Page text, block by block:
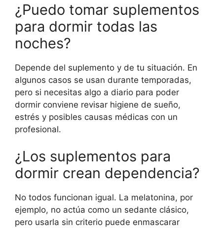
¿Puedo tomar suplementos
para dormir todas las
noches?
Depende del suplemento y de tu situación. En
algunos casos se usan durante temporadas,
pero si necesitas algo a diario para poder
dormir conviene revisar higiene de sueño,
estrés y posibles causas médicas con un
profesional.
¿Los suplementos para
dormir crean dependencia?
No todos funcionan igual. La melatonina, por
ejemplo, no actúa como un sedante clásico,
pero usarla sin criterio puede enmascarar